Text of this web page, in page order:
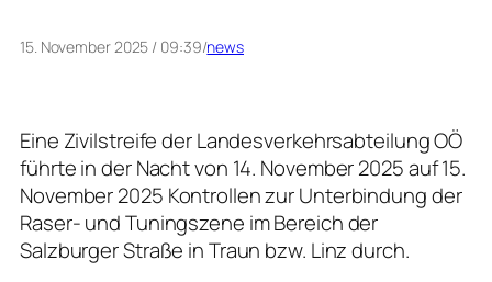
15. November 2025 / 09:39/news
Eine Zivilstreife der Landesverkehrsabteilung OÖ
führte in der Nacht von 14. November 2025 auf 15.
November 2025 Kontrollen zur Unterbindung der
Raser- und Tuningszene im Bereich der
Salzburger Straße in Traun bzw. Linz durch.